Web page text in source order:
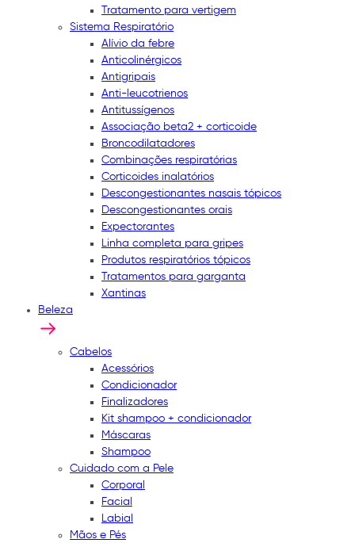
Tratamento para vertigem
Sistema Respiratório
Alívio da febre
Anticolinérgicos
Antigripais
Anti-leucotrienos
Antitussígenos
Associação beta2 + corticoide
Broncodilatadores
Combinações respiratórias
Corticoides inalatórios
Descongestionantes nasais tópicos
Descongestionantes orais
Expectorantes
Linha completa para gripes
Produtos respiratórios tópicos
Tratamentos para garganta
Xantinas
Beleza
Cabelos
Acessórios
Condicionador
Finalizadores
Kit shampoo + condicionador
Máscaras
Shampoo
Cuidado com a Pele
Corporal
Facial
Labial
Mãos e Pés